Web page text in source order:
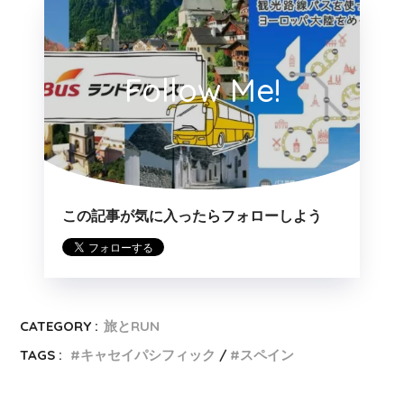
Follow Me!
この記事が気に入ったらフォローしよう
CATEGORY : 旅とRUN
TAGS :
キャセイパシフィック スペイン